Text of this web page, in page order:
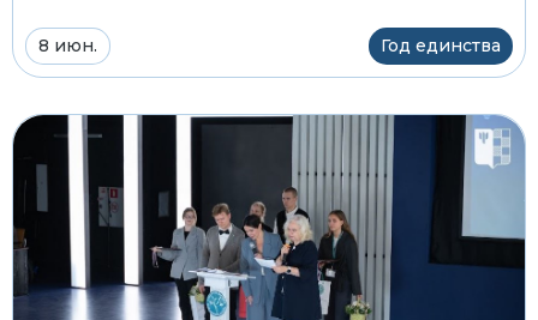
8 июн. Год единства